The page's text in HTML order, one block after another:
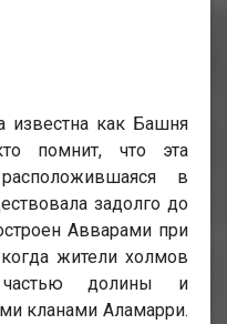
как Башня
помнит, что эта
в
задолго до
Авварами при
жители холмов
частью долины и
кланами Аламарри.